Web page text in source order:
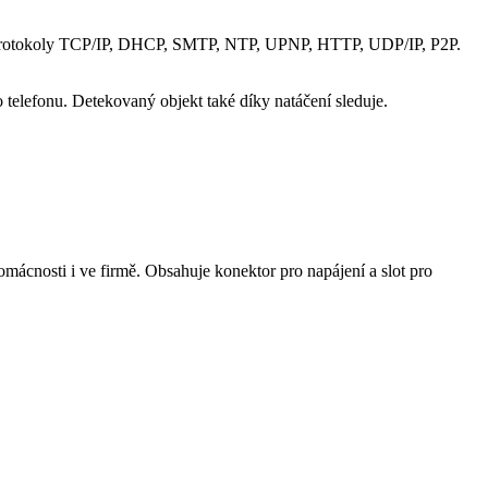
TCP/IP, DHCP, SMTP, NTP, UPNP, HTTP, UDP/IP, P2P.
Detekovaný objekt také díky natáčení sleduje.
i ve firmě. Obsahuje konektor pro napájení a slot pro